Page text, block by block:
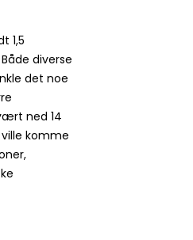
1,5
diverse
det noe
ned 14
komme